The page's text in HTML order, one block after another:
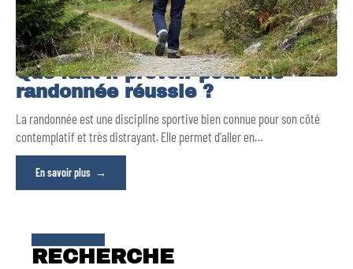
Que faut-il prévoir pour une
randonnée réussie ?
La randonnée est une discipline sportive bien connue pour son côté
contemplatif et très distrayant. Elle permet d'aller en…
En savoir plus
RECHERCHE